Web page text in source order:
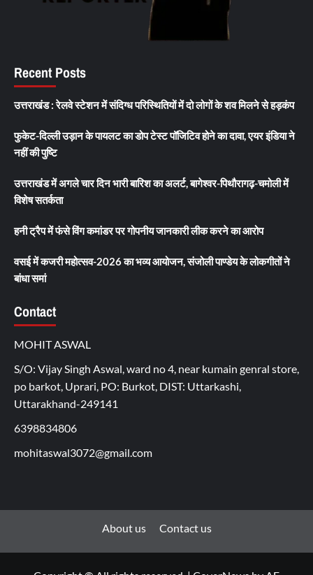
Recent Posts
उत्तराखंड : रेलवे स्टेशन में संदिग्ध परिस्थितियों में दो लोगों के शव मिलने से हड़कंप
फुकेट-दिल्ली उड़ान के पायलट का डोप टेस्ट पॉजिटिव होने का दावा, एयर इंडिया ने
नहीं की पुष्टि
उत्तराखंड में अगले चार दिन भारी बारिश का अलर्ट, बागेश्वर-पिथौरागढ़-चमोली में
विशेष सतर्कता
हनी ट्रैप में फंसे विंग कमांडर पर गोपनीय जानकारी लीक करने का आरोप
वसई में कजरी महोत्सव-2026 का भव्य आयोजन, संजोली पाण्डेय के लोकगीतों ने
बांधा समां
Contact
MOHIT ASWAL
S/O: Vijay Singh Aswal, ward no 4, near kumain genral store,
po barkot, Uprari, PO: Burkot, DIST: Uttarkashi,
Uttarakhand-249141
6398834806
mohitaswal3072@gmail.com
About us Contact us